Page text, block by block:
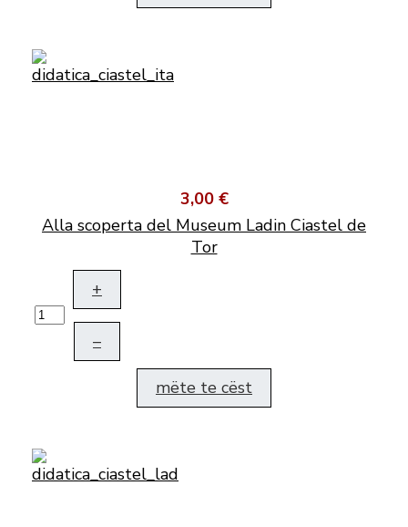
3,00 €
Alla scoperta del Museum Ladin Ciastel de
Tor
+
–
mëte te cëst